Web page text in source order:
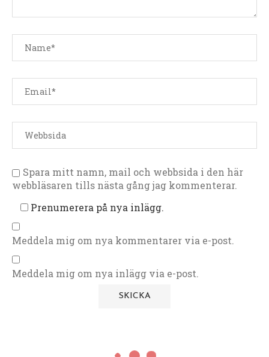
Spara mitt namn, mail och webbsida i den här
webbläsaren tills nästa gång jag kommenterar.
Prenumerera på nya inlägg.
Meddela mig om nya kommentarer via e-post.
Meddela mig om nya inlägg via e-post.